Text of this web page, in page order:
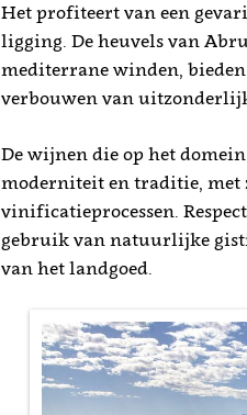
Het profiteert van een
ligging. De heuvels van
mediterrane winden,
verbouwen van
De wijnen die op het
moderniteit en traditie, met
vinificatieprocessen.
gebruik van natuurlijke
van het landgoed.